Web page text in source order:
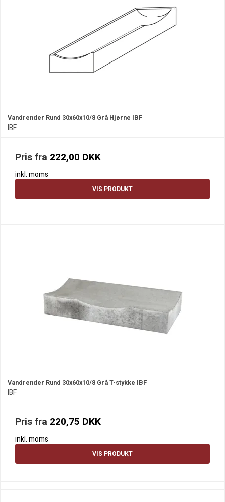
Vandrender Rund 30x60x10/8 Grå Hjørne IBF
IBF
Pris fra 222,00 DKK
inkl. moms
VIS PRODUKT
Vandrender Rund 30x60x10/8 Grå T-stykke IBF
IBF
Pris fra 220,75 DKK
inkl. moms
VIS PRODUKT